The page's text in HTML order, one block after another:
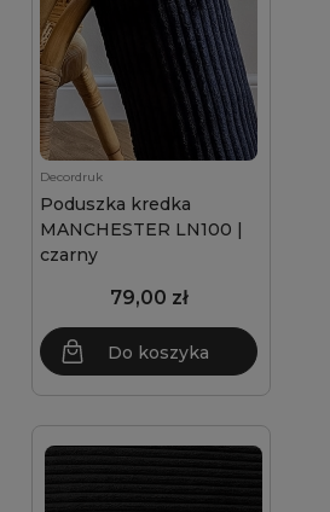
Decordruk
Poduszka kredka
MANCHESTER LN100 |
czarny
79,00 zł
Do koszyka